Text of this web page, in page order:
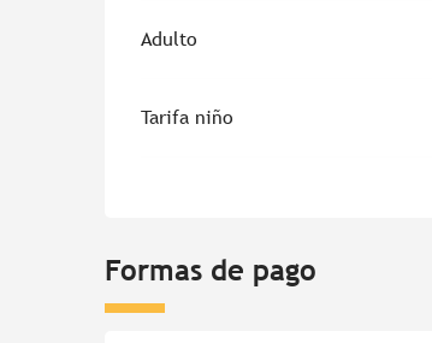
Adulto
Tarifa niño
Formas de pago